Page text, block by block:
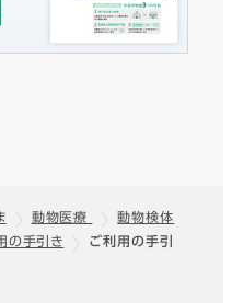
動物医療
動物検体
の手引き
ご利用の手引